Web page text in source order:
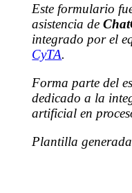
Este formulario
asistencia de
integrado por el
CyTA.
Forma parte del
dedicado a la
artificial en
Plantilla